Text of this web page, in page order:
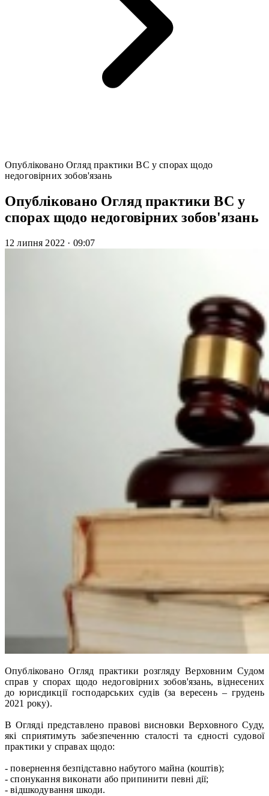
Опубліковано Огляд практики ВС у спорах щодо
недоговірних зобов'язань
Опубліковано Огляд практики ВС у
спорах щодо недоговірних зобов'язань
12 липня 2022 · 09:07
Опубліковано Огляд практики розгляду Верховним Судом
справ у спорах щодо недоговірних зобов'язань, віднесених
до юрисдикції господарських судів (за вересень – грудень
2021 року).
В Огляді представлено правові висновки Верховного Суду,
які сприятимуть забезпеченню сталості та єдності судової
практики у справах щодо:
- повернення безпідставно набутого майна (коштів);
- спонукання виконати або припинити певні дії;
- відшкодування шкоди.